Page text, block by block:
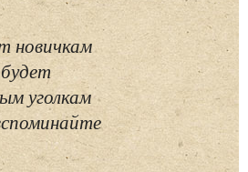
новичкам
уголкам